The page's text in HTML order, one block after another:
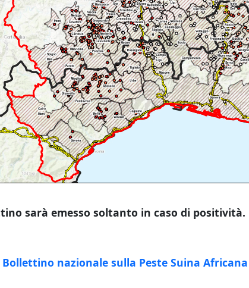
sarà emesso soltanto in caso di positività.
Bollettino nazionale sulla Peste Suina Africana